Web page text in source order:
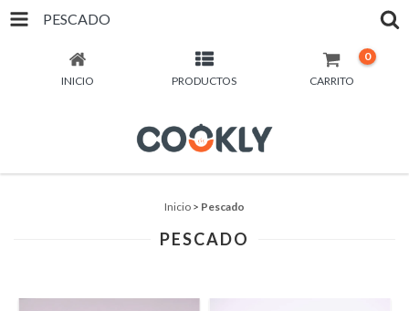
PESCADO
INICIO PRODUCTOS CARRITO
0
Inicio > Pescado
PESCADO